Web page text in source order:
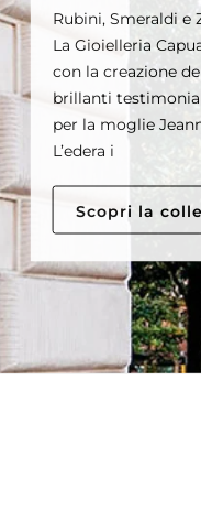
Rubini, Smeraldi e
La Gioielleria
con la creazione
brillanti
per la moglie
L’edera i
Scopri la